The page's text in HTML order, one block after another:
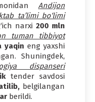
Andijon
ta’limi bo‘limi
narxi 200 mln
tuman tibbiyot
yaqin eng yaxshi
Shuningdek,
dispanseri
tender savdosi
belgilangan
berildi.